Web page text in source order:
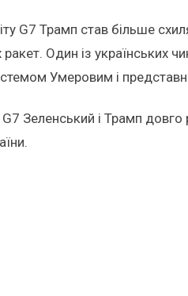
G7 Трамп став більше
Один із українських
Умеровим і
Зеленський і Трамп